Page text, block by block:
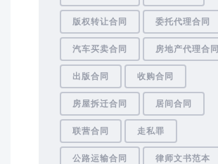
版权转让合同 委托代理合同
汽车买卖合同 房地产代理合同
出版合同 收购合同
房屋拆迁合同 居间合同
联营合同 走私罪
公路运输合同 律师文书范本